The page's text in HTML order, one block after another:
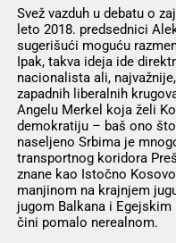
Svež vazduh u debatu o
leto 2018. predsednici
sugerišući moguću
Ipak, takva ideja ide
nacionalista ali,
zapadnih liberalnih
Angelu Merkel koja želi
demokratiju – baš ono
naseljeno Srbima je
transportnog koridora
znane kao Istočno
manjinom na krajnjem
jugom Balkana i
čini pomalo nerealnom.